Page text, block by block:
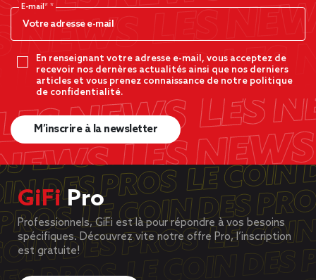
E-mail*
En renseignant votre adresse e-mail, vous acceptez de
recevoir nos dernères actualités ainsi que nos derniers
articles et vous prenez connaissance de notre politique
de confidentialité.
M’inscrire à la newsletter
GiFiPro
Professionnels, GiFi est là pour répondre à vos besoins
spécifiques. Découvrez vite notre offre Pro, l’inscription
est gratuite!